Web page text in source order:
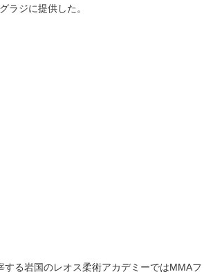
ラジに提供した。
る岩国のレオス柔術アカデミーではMMAフ